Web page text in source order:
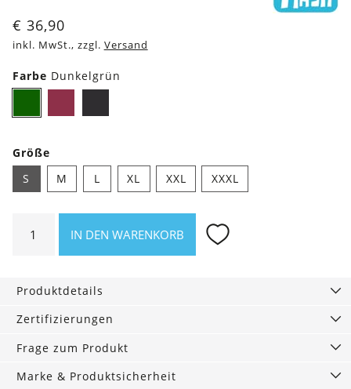
€ 36,90
inkl. MwSt., zzgl. Versand
Farbe Dunkelgrün
Größe
S
M L XL XXL XXXL
Let's
Menge
IN DEN WARENKORB
Produktdetails
Zertifizierungen
Frage zum Produkt
Marke & Produktsicherheit